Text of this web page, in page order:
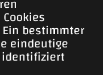
bestimmter
eindeutige
identifiziert